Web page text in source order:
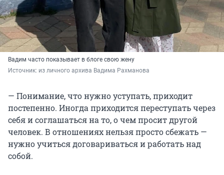
Вадим часто показывает в блоге свою жену
Источник: из личного архива Вадима Рахманова
— Понимание, что нужно уступать, приходит
постепенно. Иногда приходится переступать через
себя и соглашаться на то, о чем просит другой
человек. В отношениях нельзя просто сбежать —
нужно учиться договариваться и работать над
собой.